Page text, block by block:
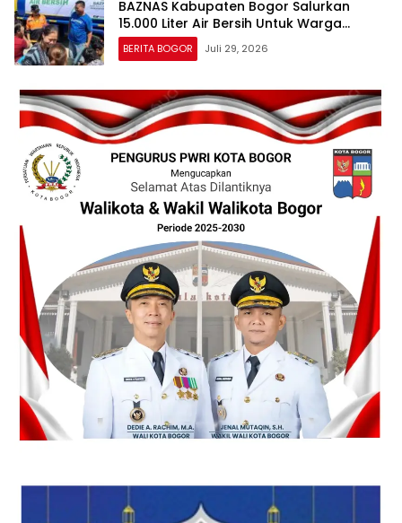
BAZNAS Kabupaten Bogor Salurkan
15.000 Liter Air Bersih Untuk Warga
Terdampak Kekeringan
BERITA BOGOR Juli 29, 2026